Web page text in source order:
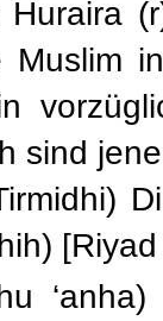
Huraira
Muslim
sind